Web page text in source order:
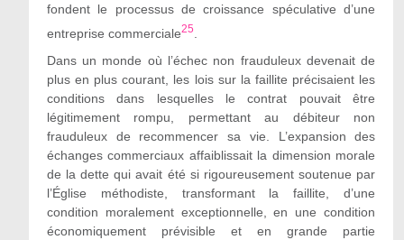
fondent le processus de croissance spéculative d’une
entreprise commerciale25
Dans un monde où l’échec non frauduleux devenait de
plus en plus courant, les lois sur la faillite précisaient les
conditions dans lesquelles le contrat pouvait être
légitimement rompu, permettant au débiteur non
frauduleux de recommencer sa vie. L’expansion des
échanges commerciaux affaiblissait la dimension morale
de la dette qui avait été si rigoureusement soutenue par
l’Église méthodiste, transformant la faillite, d’une
condition moralement exceptionnelle, en une condition
économiquement prévisible et en grande partie